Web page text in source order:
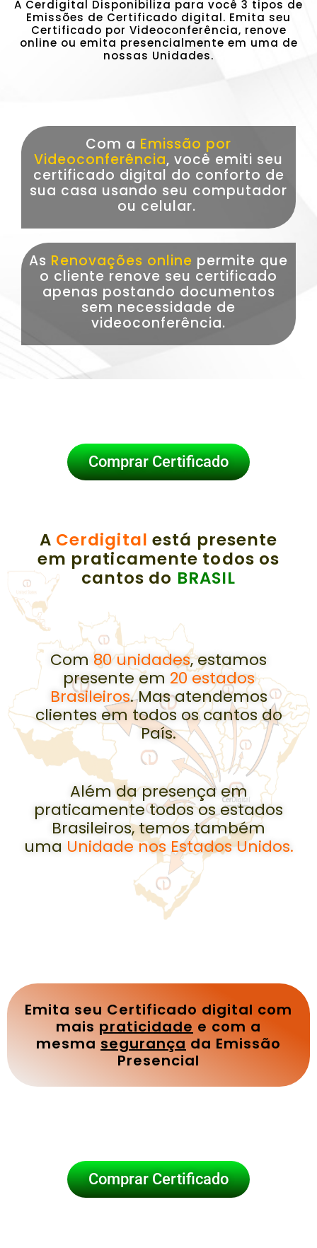
A Cerdigital Disponibiliza para você 3 tipos de
Emissões de Certificado digital. Emita seu
Certificado por Videoconferência, renove
online ou emita presencialmente em uma de
nossas Unidades.
Com a Emissão por
Videoconferência, você emiti seu
certificado digital do conforto de
sua casa usando seu computador
ou celular.
As Renovações online permite que
o cliente renove seu certificado
apenas postando documentos
sem necessidade de
videoconferência.
Comprar Certificado
A Cerdigital está presente
em praticamente todos os
cantos do BRASIL
Com 80 unidades, estamos
presente em 20 estados
Brasileiros. Mas atendemos
clientes em todos os cantos do
País.
Além da presença em
praticamente todos os estados
Brasileiros, temos também
uma Unidade nos Estados Unidos.
Emita seu Certificado digital com
mais praticidade e com a
mesma segurança da Emissão
Presencial
Comprar Certificado